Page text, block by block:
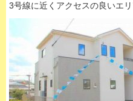
3号線に近くアクセスの良いエ